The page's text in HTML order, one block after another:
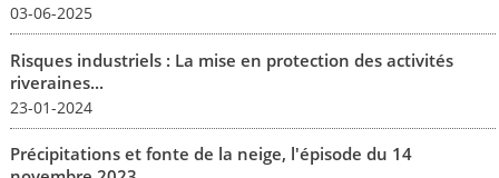
03-06-2025
Risques industriels : La mise en protection des activités
riveraines...
23-01-2024
Précipitations et fonte de la neige, l'épisode du 14